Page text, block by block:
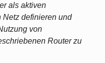
als aktiven
Netz definieren und
von
Router zu